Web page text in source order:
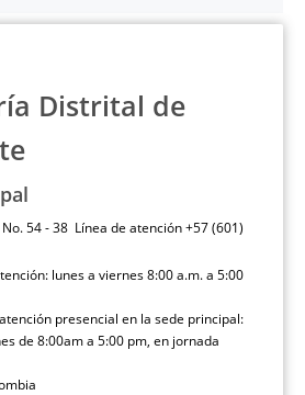
Distrital de
54 - 38 Línea de atención +57 (601)
lunes a viernes 8:00 a.m. a 5:00
presencial en la sede principal:
de 8:00am a 5:00 pm, en jornada